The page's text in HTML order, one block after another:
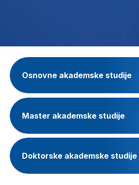
Osnovne akademske studije
Master akademske studije
Doktorske akademske studije